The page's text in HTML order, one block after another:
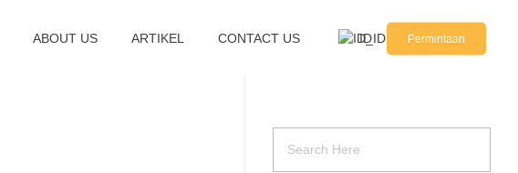
Permintaan
ABOUT US ARTIKEL CONTACT US ID